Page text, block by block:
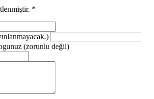
*
(zorunlu değil)